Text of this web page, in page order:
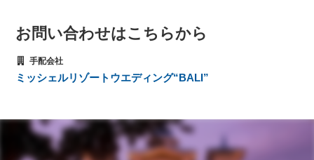
お問い合わせはこちらから
手配会社
ミッシェルリゾートウエディング“BALI”